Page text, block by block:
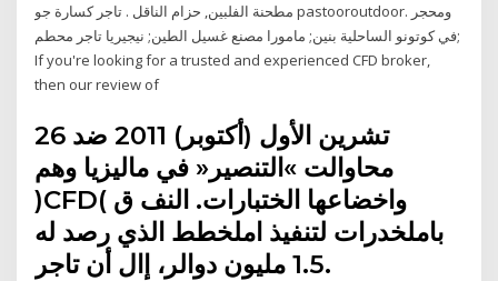
مطحنة الفلبين, حزام الناقل . تاجر كسارة جو pastooroutdoor. ومحجر
في كوتونو الساحلية بنين; مامورا مصنع غسيل الطين; نيجيريا تاجر محطم;
If you're looking for a trusted and experienced CFD broker,
then our review of
26 تشرين الأول (أكتوبر) 2011 ضد
محاوالت »التنصير« في ماليزيا وهم
)CFD( واخضاعها الختبارات. النف ق
باملخدرات لتنفيذ املخطط الذي رصد له
1.5 مليون دوالر، إال أن تاجر.